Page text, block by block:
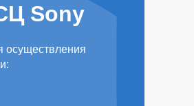
Sony
осуществления